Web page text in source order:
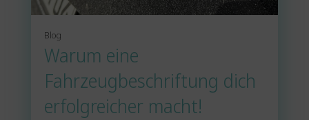
Blog
Warum eine
Fahrzeugbeschriftung dich
erfolgreicher macht!